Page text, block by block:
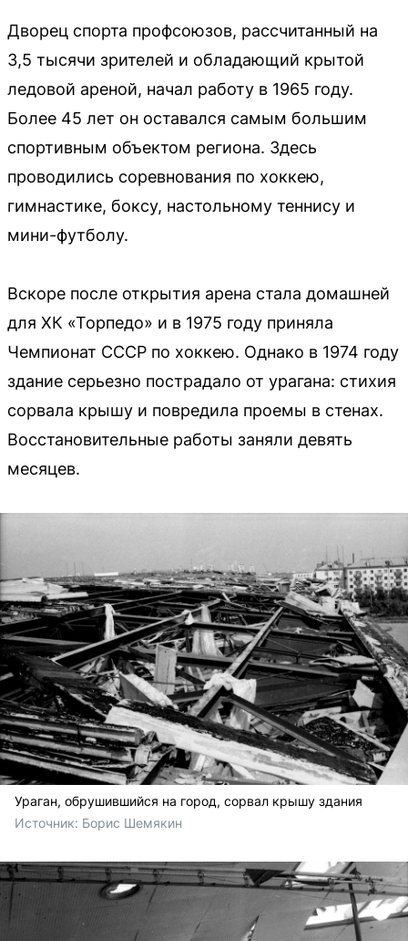
Дворец спорта профсоюзов, рассчитанный на
3,5 тысячи зрителей и обладающий крытой
ледовой ареной, начал работу в 1965 году.
Более 45 лет он оставался самым большим
спортивным объектом региона. Здесь
проводились соревнования по хоккею,
гимнастике, боксу, настольному теннису и
мини-футболу.
Вскоре после открытия арена стала домашней
для ХК «Торпедо» и в 1975 году приняла
Чемпионат СССР по хоккею. Однако в 1974 году
здание серьезно пострадало от урагана: стихия
сорвала крышу и повредила проемы в стенах.
Восстановительные работы заняли девять
месяцев.
Ураган, обрушившийся на город, сорвал крышу здания
Источник: Борис Шемякин